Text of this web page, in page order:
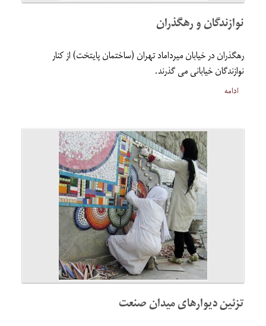
نوازندگان و رهگذران
رهگذران در خیابان میرداماد تهران (ساختمان پایتخت) از کنار
نوازندگان خیابانی می گذرند.
ادامه
تزئین دیوارهای میدان صنعت